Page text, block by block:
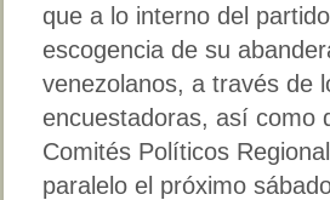
que a lo interno del
escogencia de su
venezolanos, a través de
encuestadoras, así como
Comités Políticos
paralelo el próximo